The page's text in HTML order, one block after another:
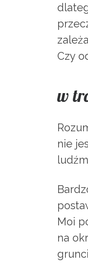
Czy
w
nie
Moi
na